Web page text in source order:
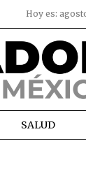
Hoy es:
SALUD